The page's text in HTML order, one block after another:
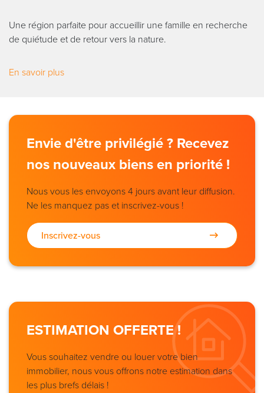
Une région parfaite pour accueillir une famille en recherche
de quiétude et de retour vers la nature.
En savoir plus
Envie d'être privilégié ? Recevez
nos nouveaux biens en priorité !
Nous vous les envoyons 4 jours avant leur diffusion.
Ne les manquez pas et inscrivez-vous !
Inscrivez-vous
ESTIMATION OFFERTE !
Vous souhaitez vendre ou louer votre bien
immobilier, nous vous offrons notre estimation dans
les plus brefs délais !